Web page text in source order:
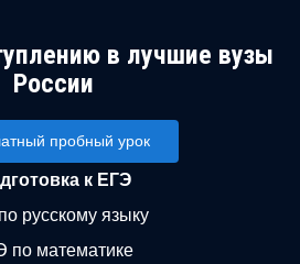
в лучшие вузы
России
пробный урок
к ЕГЭ
русскому языку
по математике